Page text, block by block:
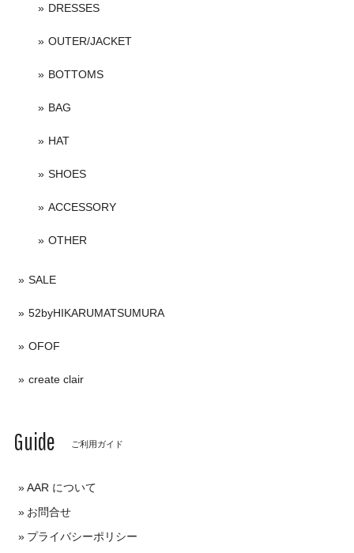
DRESSES
OUTER/JACKET
BOTTOMS
BAG
HAT
SHOES
ACCESSORY
OTHER
SALE
52byHIKARUMATSUMURA
OFOF
create clair
Guide ご利用ガイド
AAR について
お問合せ
プライバシーポリシー